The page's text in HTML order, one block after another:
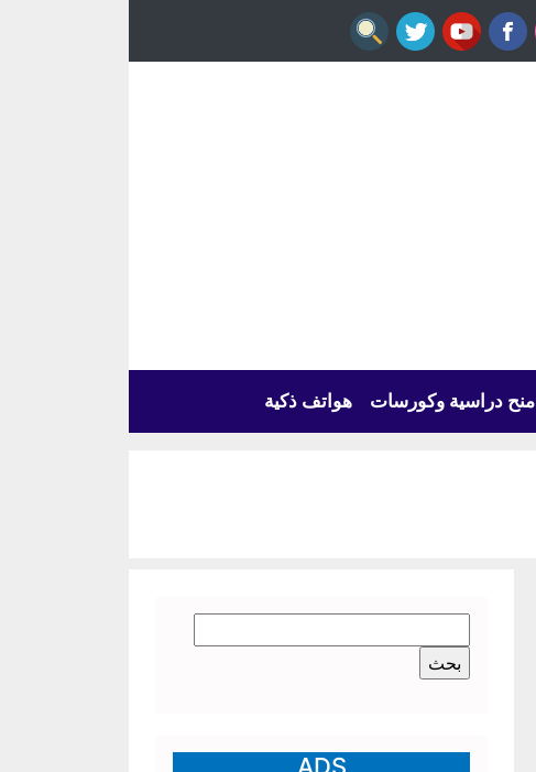
منح دراسية وكورسات هواتف ذكية
عن: